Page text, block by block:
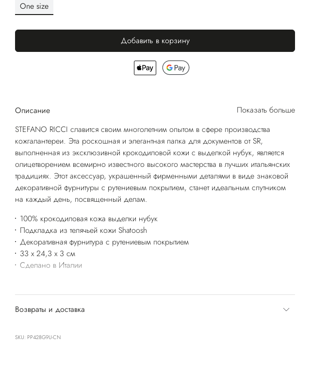
One size
Добавить в корзину
Описание
Показать больше
STEFANO RICCI славится своим многолетним опытом в сфере производства
кожгалантереи. Эта роскошная и элегантная папка для документов от SR,
выполненная из эксклюзивной крокодиловой кожи с выделкой нубук, является
олицетворением всемирно известного высокого мастерства в лучших итальянских
традициях. Этот аксессуар, украшенный фирменными деталями в виде знаковой
декоративной фурнитуры с рутениевым покрытием, станет идеальным спутником
на каждый день, посвященный делам.
100% крокодиловая кожа выделки нубук
Подкладка из телячьей кожи Shatoosh
Декоративная фурнитура с рутениевым покрытием
33 x 24,3 x 3 см
Сделано в Италии
Возвраты и доставка
SKU: PP428G9U-CN